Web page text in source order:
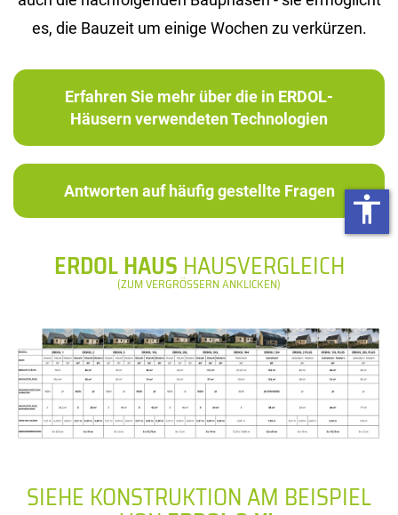
es, die Bau­zeit um ei­ni­ge Wo­chen zu ver­kür­zen.
Erfahren Sie mehr über die in ERDOL-
Häusern verwendeten Technologien
Antworten auf häufig gestellte Fragen
ERDOL HAUS HAUSVERGLEICH
(ZUM VERGRÖSSERN ANKLICKEN)
SIEHE KONSTRUKTION AM BEISPIEL
accessibility